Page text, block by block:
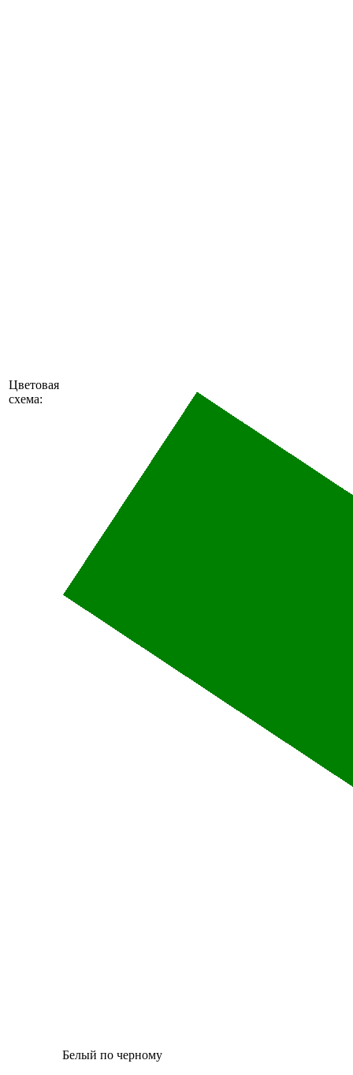
Цветовая
схема:
Белый по черному